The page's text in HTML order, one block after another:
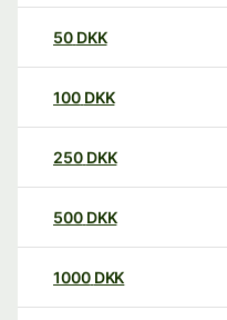
50 DKK
100 DKK
250 DKK
500 DKK
1000 DKK